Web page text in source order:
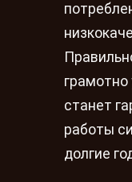
станет
работы
долгие